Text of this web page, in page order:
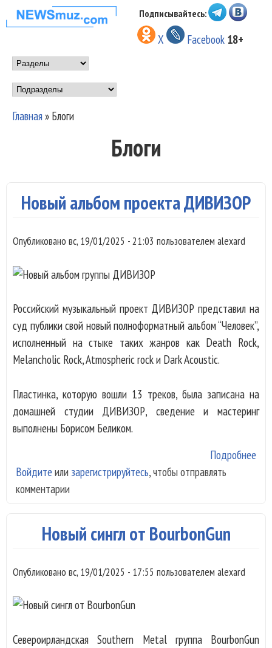
Перейти к основному
содержанию
НОВОСТИ
МУЗЫКИ И
ШОУ БИЗНЕСА
NEWSMUZ.COM
Подписывайтесь:
X Facebook 18+
Main menu
Подразделы
Главная» Блоги
Блоги
Новый альбом проекта ДИВИЗОР
Опубликовано вс, 19/01/2025 - 21:03 пользователем alexard
Российский музыкальный проект ДИВИЗОР представил на
суд публики свой новый полноформатный альбом “Человек”,
исполненный на стыке таких жанров как Death Rock,
Melancholic Rock, Atmospheric rock и Dark Acoustic.
Пластинка, которую вошли 13 треков, была записана на
домашней студии ДИВИЗОР, сведение и мастеринг
выполнены Борисом Беликом.
Подробнее
Войдите или зарегистрируйтесь, чтобы отправлять
комментарии
Новый сингл от BourbonGun
Опубликовано вс, 19/01/2025 - 17:55 пользователем alexard
Североирландская Southern Metal группа BourbonGun